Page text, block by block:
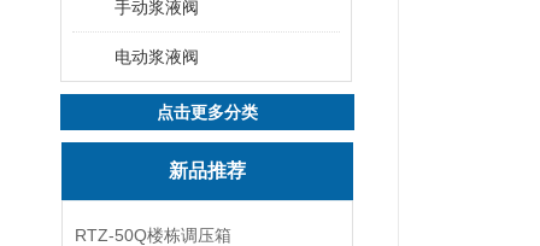
手动浆液阀
电动浆液阀
点击更多分类
新品推荐
RTZ-50Q楼栋调压箱